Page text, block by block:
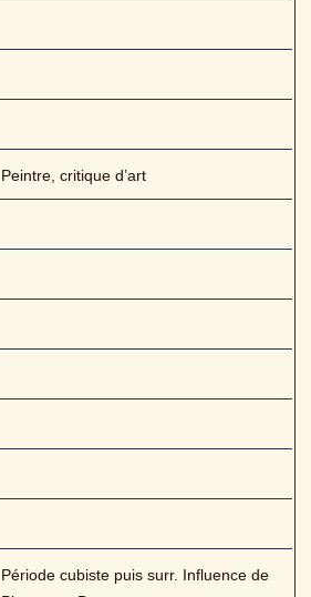
Peintre, critique d’art
Période cubiste puis surr. Influence de